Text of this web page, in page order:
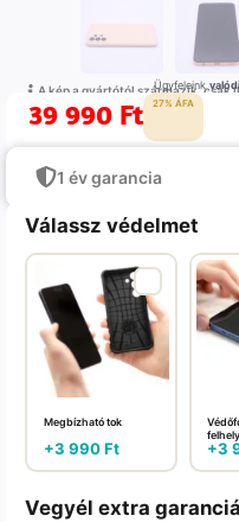
A kép a gyártótól származik, csak
Ügyfeleinkvalódi
39 990 Ft 27% ÁFA
1 év garancia
Válassz védelmet
Megbízható tok
+3 990Ft +3
Vegyél extra